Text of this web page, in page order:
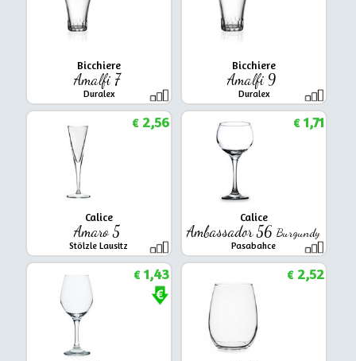
Bicchiere
Amalfi 7
Duralex
Bicchiere
Amalfi 9
Duralex
Calice
Amaro 5
Stölzle Lausitz
€2,56
Calice
Ambassador 56Burgundy
Pasabahce
€1,71
€1,43 €2,52